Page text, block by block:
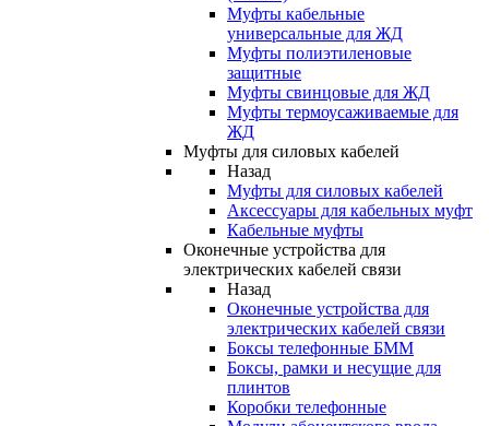
Муфты кабельные
универсальные для ЖД
Муфты полиэтиленовые
защитные
Муфты свинцовые для ЖД
Муфты термоусаживаемые для
ЖД
Муфты для силовых кабелей
Назад
Муфты для силовых кабелей
Аксессуары для кабельных муфт
Кабельные муфты
Оконечные устройства для
электрических кабелей связи
Назад
Оконечные устройства для
электрических кабелей связи
Боксы телефонные БММ
Боксы, рамки и несущие для
плинтов
Коробки телефонные